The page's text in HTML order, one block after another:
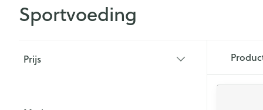
Sportvoeding
Prijs